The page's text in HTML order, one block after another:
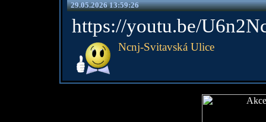
29.05.2026 13:59:26
https://youtu.be/
Ncnj-Svitavská Ulice